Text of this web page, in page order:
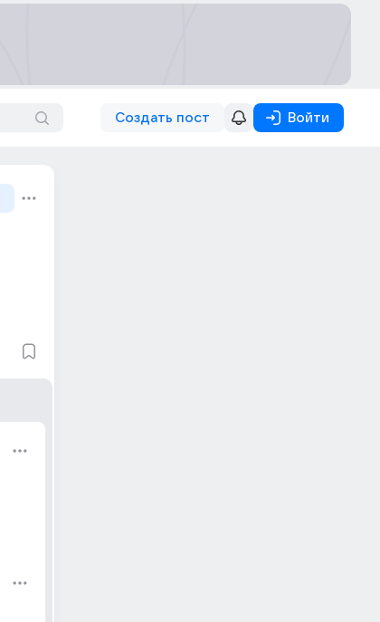
Создать пост Войти